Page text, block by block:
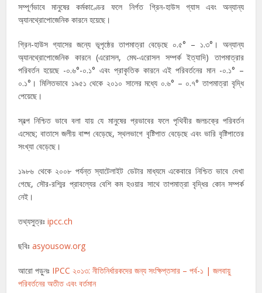
সম্পূর্ণভাবে মানুষের কর্মকাণ্ডের ফলে নির্গত গ্রিন-হাউস গ্যাস এবং অন্যান্য
অ্যানথ্রোপোজেনিক কারনে হয়েছে।
গ্রিন-হাউস গ্যাসের জন্যে ভূপৃষ্ঠের তাপমাত্রা বেড়েছে ০.৫° – ১.৩°। অন্যান্য
অ্যানথ্রোপোজেনিক কারনে (এরোসল, মেঘ-এরোসল সম্পর্ক ইত্যাদি) তাপমাত্রার
পরিবর্তন হয়েছে -০.৬°-০.১° এবং প্রাকৃতিক কারনে এই পরিবর্তনের মান -০.১° –
০.১°। মিলিতভাবে ১৯৫১ থেকে ২০১০ সালের মধ্যে ০.৬° – ০.৭° তাপমাত্রা বৃদ্ধি
পেয়েছে।
স্বল্প নিশ্চিত ভাবে বলা যায় যে মানুষের প্রভাবের ফলে পৃথিবীর জলচক্রে পরিবর্তন
এসেছে; বাতাসে জলীয় বাষ্প বেড়েছে, স্থলভাগে বৃষ্টিপাত বেড়েছে এবং ভারি বৃষ্টিপাতের
সংখ্যা বেড়েছে।
১৯৮৬ থেকে ২০০৮ পর্যন্ত স্যাটেলাইট ডেটার মাধ্যমে একেবারে নিশ্চিত ভাবে দেখা
গেছে, সৌর-রশ্মির প্রাবল্যের বেশি কম হওয়ার সাথে তাপমাত্রা বৃদ্ধির কোন সম্পর্ক
নেই।
তথ্যসুত্রঃipcc.ch
ছবিঃasyousow.org
আরো পড়ুনঃ IPCC ২০১৩: নীতিনির্ধারকদের জন্য সংক্ষিপ্তসার – পর্ব-১ | জলবায়ু
পরিবর্তনের অতীত এবং বর্তমান